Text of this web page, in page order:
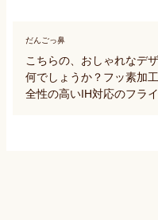
だんごっ鼻
こちらの、おしゃれなデ
何でしょうか？フッ素加
全性の高いIH対応のフライ